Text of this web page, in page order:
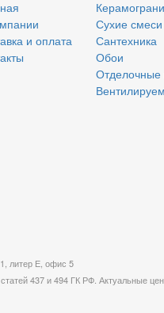
и оплата
Сухие смеси
Сантехника
Обои
Отделочные
литер Е, офис 5
437 и 494 ГК РФ. Актуальные